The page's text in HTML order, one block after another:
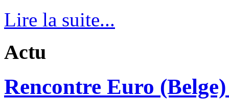
Lire la suite...
Actu
Rencontre Euro